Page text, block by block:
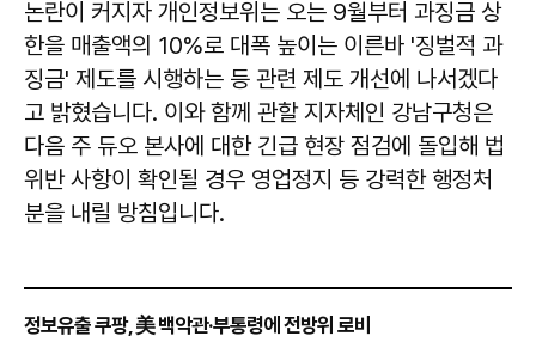
논란이 커지자 개인정보위는 오는 9월부터 과징금 상
한을 매출액의 10%로 대폭 높이는 이른바 '징벌적 과
징금' 제도를 시행하는 등 관련 제도 개선에 나서겠다
고 밝혔습니다. 이와 함께 관할 지자체인 강남구청은
다음 주 듀오 본사에 대한 긴급 현장 점검에 돌입해 법
위반 사항이 확인될 경우 영업정지 등 강력한 행정처
분을 내릴 방침입니다.
정보유출 쿠팡, 美 백악관·부통령에 전방위 로비